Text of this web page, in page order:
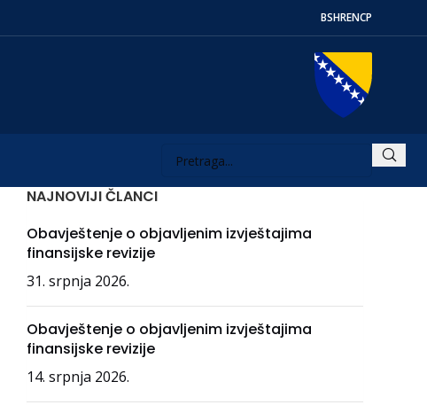
BSHRENСР
NAJNOVIJI ČLANCI
Obavještenje o objavljenim izvještajima
finansijske revizije
31. srpnja 2026.
Obavještenje o objavljenim izvještajima
finansijske revizije
14. srpnja 2026.